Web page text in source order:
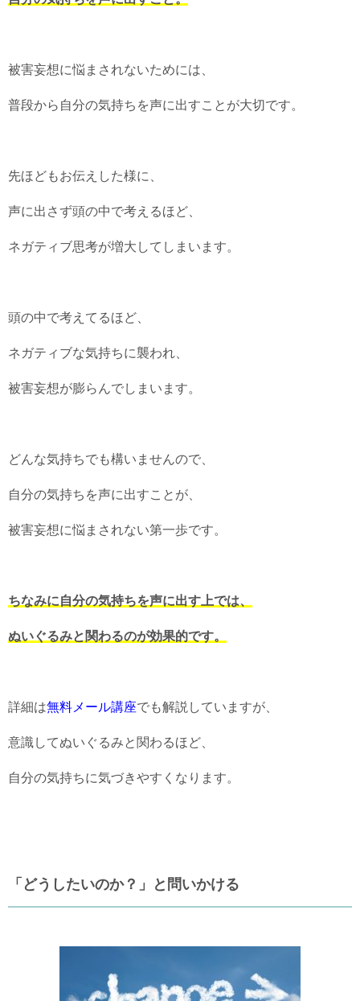
被害妄想に悩まされないためには、
普段から自分の気持ちを声に出すことが大切です。
先ほどもお伝えした様に、
声に出さず頭の中で考えるほど、
ネガティブ思考が増大してしまいます。
頭の中で考えてるほど、
ネガティブな気持ちに襲われ、
被害妄想が膨らんでしまいます。
どんな気持ちでも構いませんので、
自分の気持ちを声に出すことが、
被害妄想に悩まされない第一歩です。
ちなみに自分の気持ちを声に出す上では、
ぬいぐるみと関わるのが効果的です。
詳細は無料メール講座でも解説していますが、
意識してぬいぐるみと関わるほど、
自分の気持ちに気づきやすくなります。
「どうしたいのか？」と問いかける